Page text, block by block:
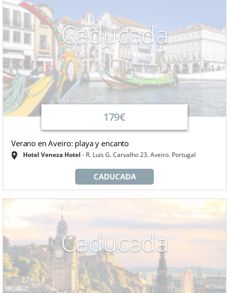
Caducada
179€
Verano en Aveiro: playa y encanto
Hotel Veneza Hotel R. Luis G. Carvalho 23. Aveiro. Portugal
CADUCADA
Caducada